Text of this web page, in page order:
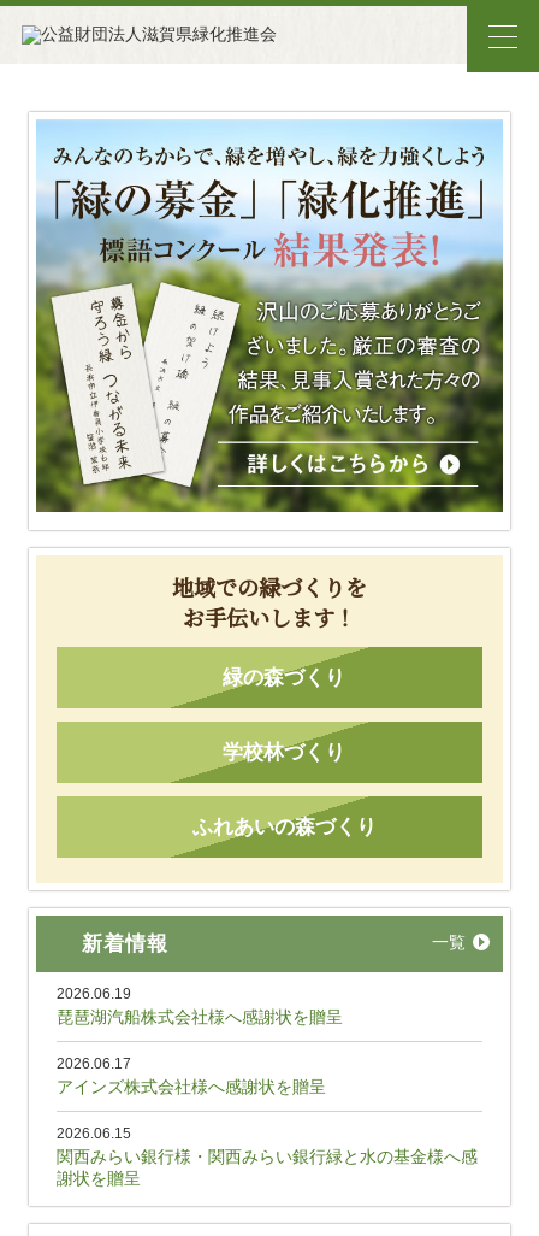
地域での緑づくりを
お手伝いします！
緑の森づくり
学校林づくり
ふれあいの森づくり
新着情報 一覧
2026.06.19
琵琶湖汽船株式会社様へ感謝状を贈呈
2026.06.17
アインズ株式会社様へ感謝状を贈呈
2026.06.15
関西みらい銀行様・関西みらい銀行緑と水の基金様へ感
謝状を贈呈